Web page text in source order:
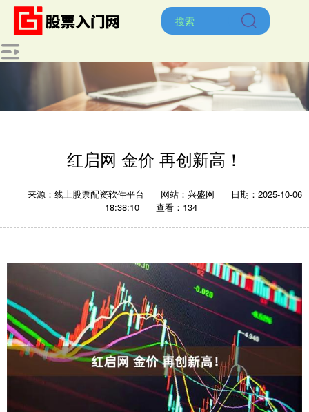
红启网 金价 再创新高！
来源：线上股票配资软件平台 网站：兴盛网
日期：2025-10-06
18:38:10
查看：134